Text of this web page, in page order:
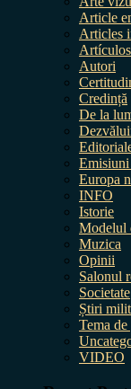
Article
Articles
Autori
Credință
De la
Europa
INFO
Istorie
Modelul
Muzica
Opinii
Salonul
Societate
Știri
Tema
VIDEO